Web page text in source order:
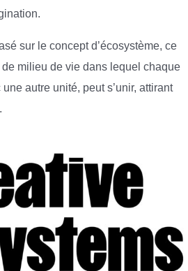
sur le concept d’écosystème, ce
milieu de vie dans lequel chaque
autre unité, peut s’unir, attirant